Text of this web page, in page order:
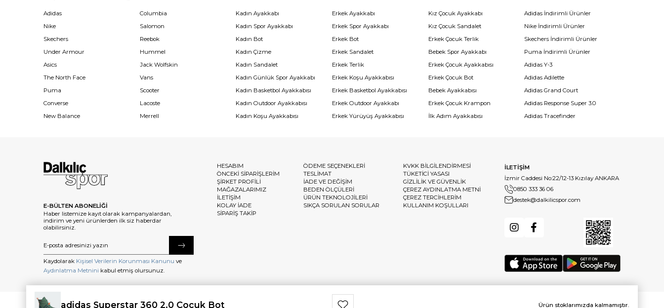
Adidas
Nike
Skechers
Under Armour
Asics
The North Face
Puma
Converse
New Balance
Columbia
Salomon
Reebok
Hummel
Jack Wolfskin
Vans
Scooter
Lacoste
Merrell
Kadın Ayakkabı
Kadın Spor Ayakkabı
Kadın Bot
Kadın Çizme
Kadın Sandalet
Kadın Günlük Spor Ayakkabı
Kadın Basketbol Ayakkabısı
Kadın Outdoor Ayakkabısı
Kadın Koşu Ayakkabısı
Erkek Ayakkabı
Erkek Spor Ayakkabı
Erkek Bot
Erkek Sandalet
Erkek Terlik
Erkek Koşu Ayakkabısı
Erkek Basketbol Ayakkabısı
Erkek Outdoor Ayakkabı
Erkek Yürüyüş Ayakkabısı
Kız Çocuk Ayakkabı
Kız Çocuk Sandalet
Erkek Çocuk Terlik
Bebek Spor Ayakkabı
Erkek Çocuk Ayakkabısı
Erkek Çocuk Bot
Bebek Ayakkabısı
Erkek Çocuk Krampon
İlk Adım Ayakkabısı
Adidas İndirimli Ürünler
Nike İndirimli Ürünler
Skechers İndirimli Ürünler
Puma İndirimli Ürünler
Adidas Y-3
Adidas Adilette
Adidas Grand Court
Adidas Response Super 3.0
Adidas Tracefinder
E-BÜLTEN ABONELİĞİ
Haber listemize kayıt olarak kampanyalardan,
indirim ve yeni ürünlerden ilk siz haberdar
olabilirsiniz.
Kaydolarak Kişisel Verilerin Korunması Kanunu ve
Aydınlatma Metnini kabul etmiş olursunuz.
HESABIM
ÖNCEKİ SİPARİŞLERİM
ŞİRKET PROFİLİ
MAĞAZALARIMIZ
İLETİŞİM
KOLAY İADE
SİPARİŞ TAKİP
ÖDEME SEÇENEKLERİ
TESLİMAT
İADE VE DEĞİŞİM
BEDEN ÖLÇÜLERİ
ÜRÜN TEKNOLOJİLERİ
SIKÇA SORULAN SORULAR
KVKK BİLGİLENDİRMESİ
TÜKETİCİ YASASI
GİZLİLİK VE GÜVENLİK
ÇEREZ AYDINLATMA METNİ
ÇEREZ TERCİHLERİM
KULLANIM KOŞULLARI
İLETİŞİM
İzmir Caddesi No:22/12-13 Kızılay ANKARA
0850 333 36 06
destek@dalkilicspor.com
adidas Superstar 360 2.0 Çocuk Bot Ürün stoklarımızda kalmamıştır.